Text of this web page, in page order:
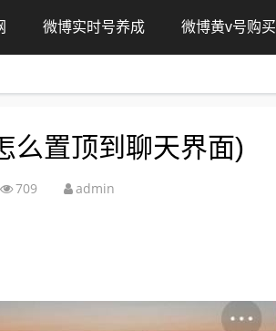
微博实时号养成 微博黄v号购买
么置顶到聊天界面)
709 admin